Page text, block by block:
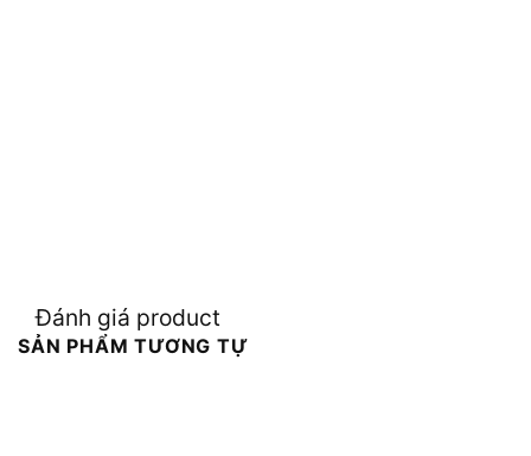
Đánh giá product
SẢN PHẨM TƯƠNG TỰ